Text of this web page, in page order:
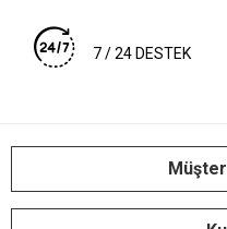
7 / 24 DESTEK